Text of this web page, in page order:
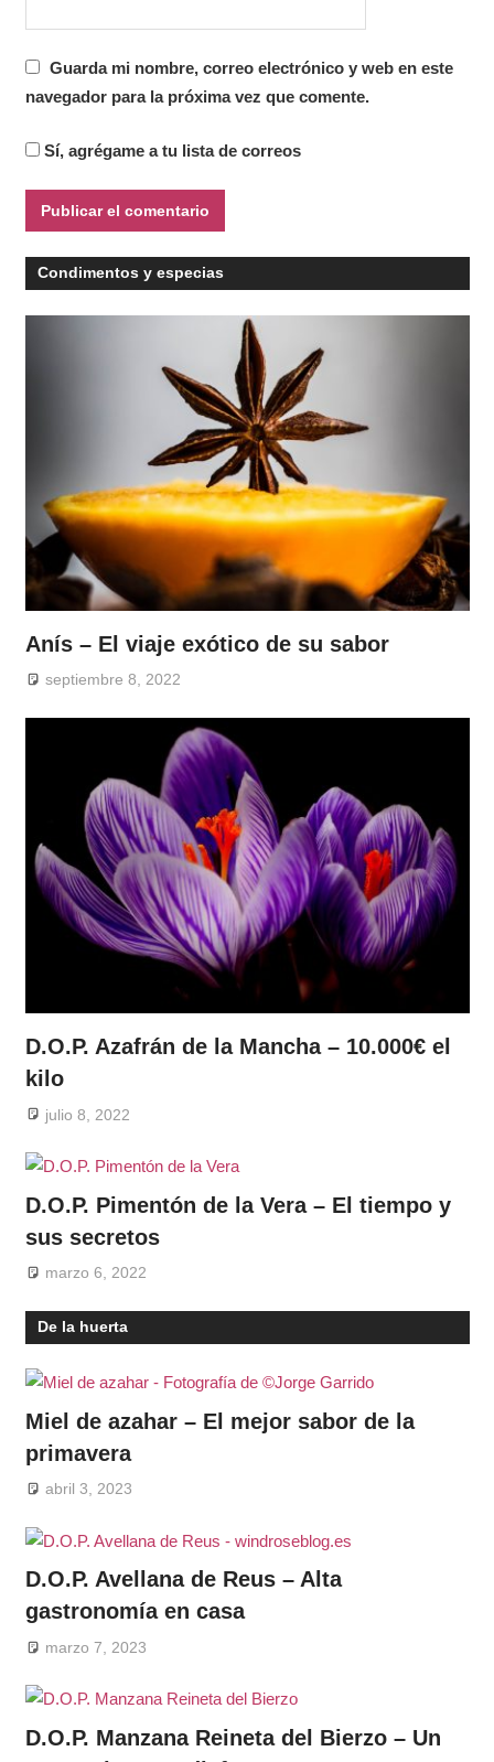
Guarda mi nombre, correo electrónico y web en este
navegador para la próxima vez que comente.
Sí, agrégame a tu lista de correos
Condimentos y especias
Anís – El viaje exótico de su sabor
septiembre 8, 2022
D.O.P. Azafrán de la Mancha – 10.000€ el
kilo
julio 8, 2022
D.O.P. Pimentón de la Vera – El tiempo y
sus secretos
marzo 6, 2022
De la huerta
Miel de azahar – El mejor sabor de la
primavera
abril 3, 2023
D.O.P. Avellana de Reus – Alta
gastronomía en casa
marzo 7, 2023
D.O.P. Manzana Reineta del Bierzo – Un